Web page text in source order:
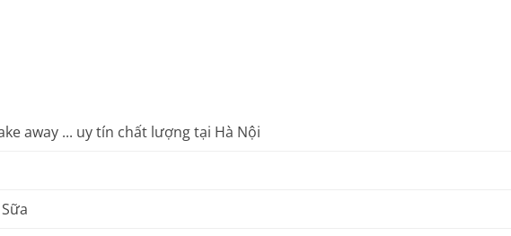
away ... uy tín chất lượng tại Hà Nội